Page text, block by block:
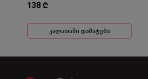
138 ₾
კალათაში დამატება